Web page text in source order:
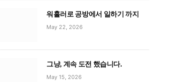
워홀러로 공방에서 일하기 까지
May 22, 2026
그냥, 계속 도전 했습니다.
May 15, 2026